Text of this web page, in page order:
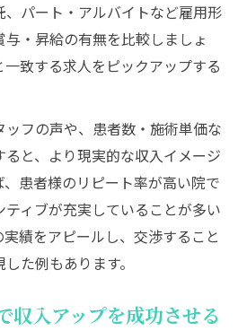
、パート・アルバイトなど雇用形
・昇給の有無を比較しましょ
致する求人をピックアップする
フの声や、患者数・施術単価な
ると、より現実的な収入イメージ
患者様のリピート率が高い院で
ィブが充実していることが多い
績をアピールし、交渉すること
た例もあります。
収入アップを成功させる